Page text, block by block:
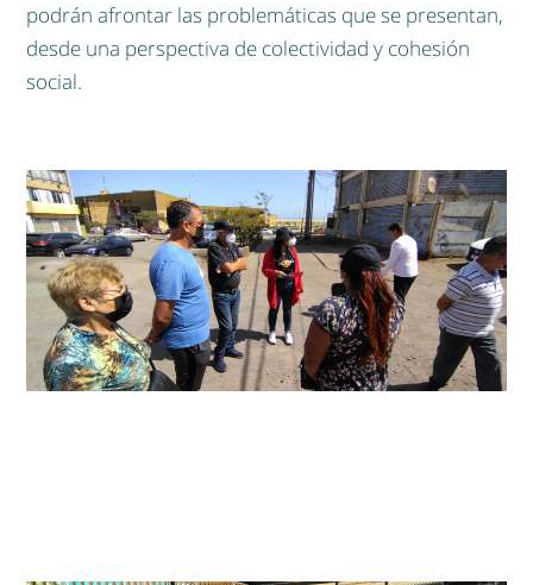
podrán afrontar las problemáticas que se presentan,
desde una perspectiva de colectividad y cohesión
social.